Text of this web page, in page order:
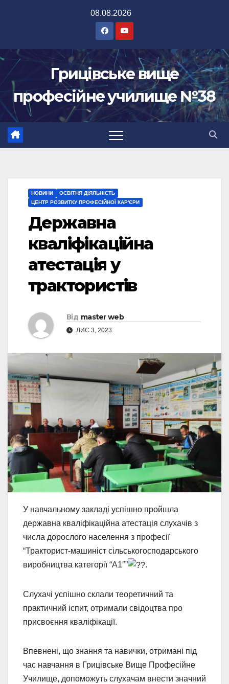
08.08.2026
Грицівське вище
професійне училище №38
НОВИНИ
ОСВІТНЯ ДІЯЛЬНІСТЬ
ЦЕНТР РОЗВИТКУ ПРОФЕСІЙНОЇ КАР'ЄРИ
Державна
кваліфікаційна
атестація у
трактористів
Від master web
ЛИС 3, 2023
У навчальному закладі успішно пройшла
державна кваліфікаційна атестація слухачів з
числа дорослого населення з професії
“Тракторист-машиніст сільськогосподарського
виробництва категорії “А1″”
.
Слухачі успішно склали теоретичний та
практичний іспит, отримали свідоцтва про
присвоєння кваліфікації.
Впевнені, що знання та навички, отримані під
час навчання в Грицівське Вище Професійне
Училище, допоможуть слухачам внести значний